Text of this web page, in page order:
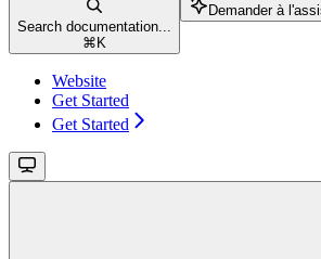
Search documentation...
⌘ K
Demander à
Website
Get Started
Get Started